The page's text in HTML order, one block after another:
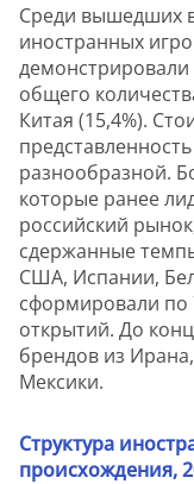
Среди вышедших
иностранных
демонстрировали
общего
Китая (15,4%).
разнообразной.
которые ранее
российский
сдержанные
США, Испании,
сформировали по
открытий. До
брендов из
Мексики.
Структура
происхождения,